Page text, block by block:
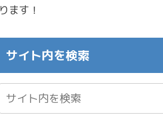
ります！
サイト内を検索